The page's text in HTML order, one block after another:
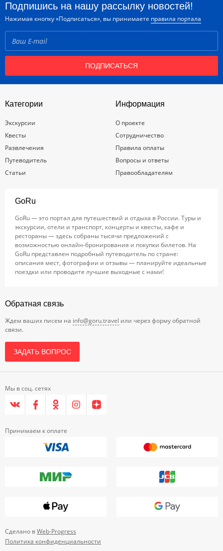
Подпишись на нашу рассылку новостей!
Нажимая кнопку «Подписаться», вы принимаете правила портала
ПОДПИСАТЬСЯ
Категории
Экскурсии
Квесты
Развлечения
Путеводитель
Статьи
Информация
О проекте
Сотрудничество
Правила оплаты
Вопросы и ответы
Правообладателям
GoRu
GoRu — это портал для путешествий и отдыха в России. Туры и
экскурсии, отели и транспорт, концерты и квесты, кафе и
рестораны — здесь собраны тысячи предложений с
возможностью онлайн-бронирования и покупки билетов. На
GoRu представлен подробный путеводитель по стране:
описания мест, фотографии и отзывы — планируйте идеальные
поездки или проводите лучшие выходные с нами!
Обратная связь
Ждем ваших писем на info@goru.travel или через форму обратной
связи.
ЗАДАТЬ ВОПРОС
Мы в соц. сетях
Принимаем к оплате
Сделано вWeb-Progress
Политика конфиденциальности